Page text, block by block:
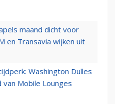
maand dicht voor
en Transavia wijken uit
Washington Dulles
Mobile Lounges